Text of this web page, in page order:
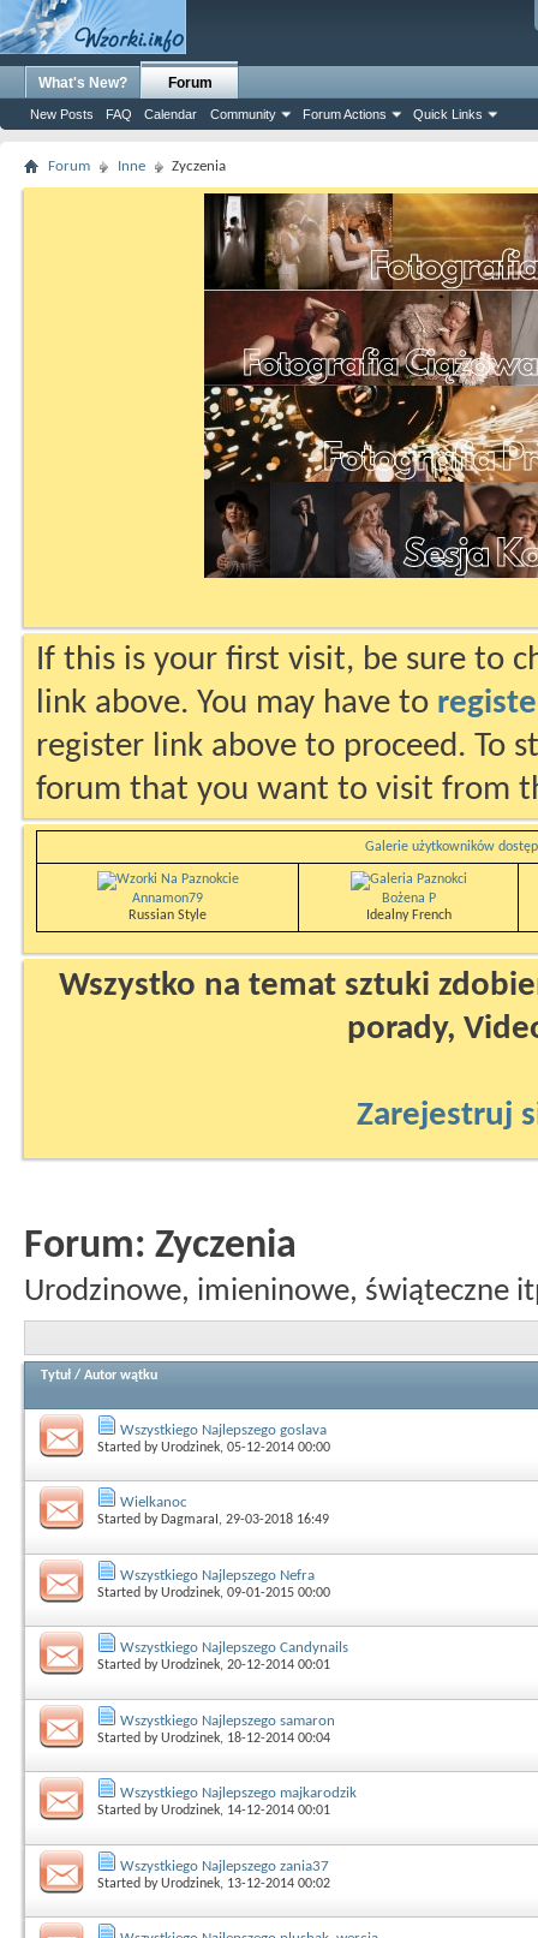
What's New? Forum
New Posts FAQ Calendar Community Forum Actions Quick Links
Forum Inne Zyczenia
If this is your first visit, be sure to
link above. You may have to
register link above to proceed. To
forum that you want to visit from
Galerie użytkowników
Annamon79
Russian Style
Bożena P
Idealny French
Wszystko na temat sztuki
porady,
Zarejestruj
Forum: Zyczenia
Urodzinowe, imieninowe, świąteczne
Tytuł / Autor wątku
Wszystkiego Najlepszego goslava
Started byUrodzinek, 05-12-2014 00:00
Wielkanoc
Started by DagmaraI , 29-03-2018 16:49
Wszystkiego Najlepszego Nefra
Started byUrodzinek, 09-01-2015 00:00
Wszystkiego Najlepszego Candynails
Started byUrodzinek, 20-12-2014 00:01
Wszystkiego Najlepszego samaron
Started byUrodzinek, 18-12-2014 00:04
Wszystkiego Najlepszego majkarodzik
Started byUrodzinek, 14-12-2014 00:01
Wszystkiego Najlepszego zania37
Started byUrodzinek, 13-12-2014 00:02